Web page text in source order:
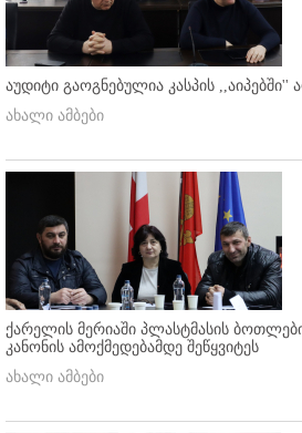
აუდიტი გაოგნებულია კასპის
ახალი ამბები
ქარელის მერიაში პლასტმასის
კანონის ამოქმედებამდე შეწყვიტეს
ახალი ამბები